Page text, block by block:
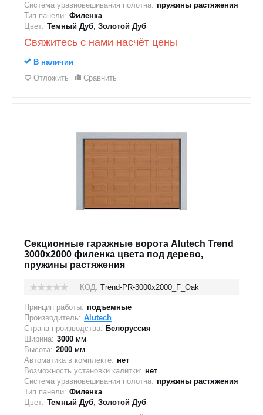
Система уравновешивания полотна: пружины растяжения
Тип панели: Филенка
Цвет: Темный Дуб, Золотой Дуб
Свяжитесь с нами насчёт цены
В наличии
Отложить
Сравнить
Секционные гаражные ворота Alutech Trend
3000x2000 филенка цвета под дерево,
пружины растяжения
КОД: Trend-PR-3000х2000_F_Oak
Принцип работы: подъемные
Производитель: Alutech
Страна производства: Белоруссия
Ширина: 3000 мм
Высота: 2000 мм
Автоматика в комплекте: нет
Возможность установки калитки: нет
Система уравновешивания полотна: пружины растяжения
Тип панели: Филенка
Цвет: Темный Дуб, Золотой Дуб